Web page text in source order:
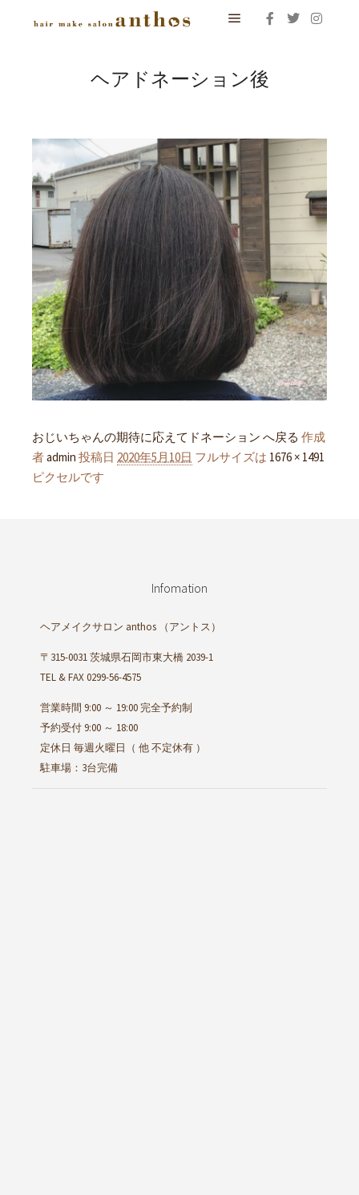
ヘアドネーション後
おじいちゃんの期待に応えてドネーション へ戻る 作成
者admin 投稿日 2020年5月10日 フルサイズは 1676 × 1491
ピクセルです
Infomation
ヘアメイクサロン anthos （アントス）
〒315-0031 茨城県石岡市東大橋 2039-1
TEL & FAX 0299-56-4575
営業時間 9:00 ～ 19:00 完全予約制
予約受付 9:00 ～ 18:00
定休日 毎週火曜日（ 他 不定休有 ）
駐車場：3台完備